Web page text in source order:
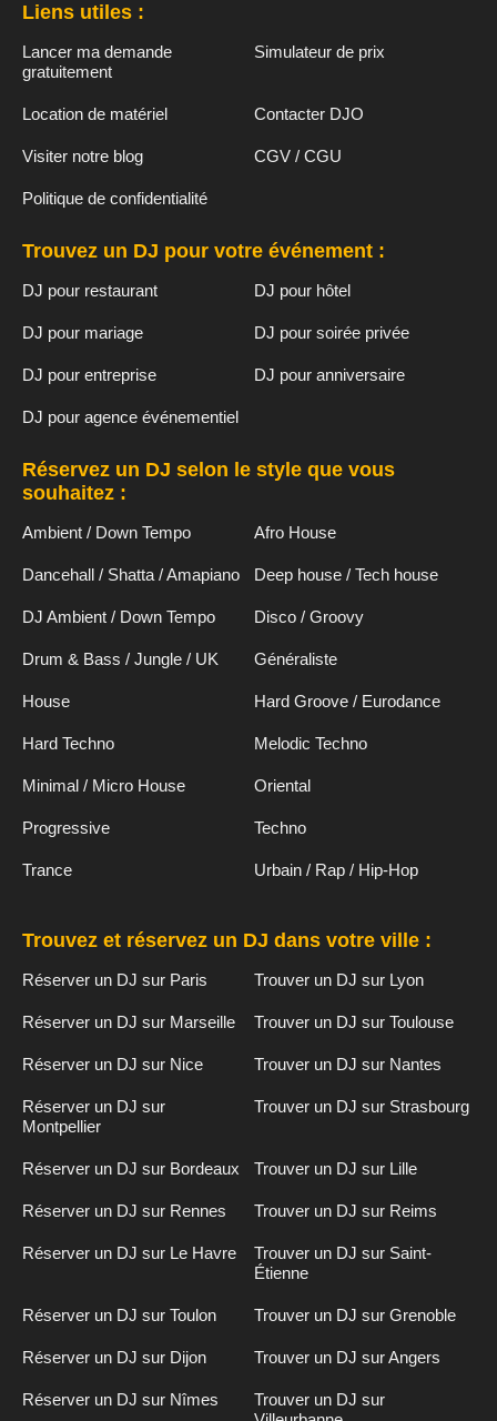
Liens utiles :
Lancer ma demande
gratuitement
Simulateur de prix
Location de matériel Contacter DJO
Visiter notre blog CGV / CGU
Politique de confidentialité
Trouvez un DJ pour votre événement :
DJ pour restaurant DJ pour hôtel
DJ pour mariage DJ pour soirée privée
DJ pour entreprise DJ pour anniversaire
DJ pour agence événementiel
Réservez un DJ selon le style que vous
souhaitez :
Ambient / Down Tempo Afro House
Dancehall / Shatta / Amapiano Deep house / Tech house
DJ Ambient / Down Tempo Disco / Groovy
Drum & Bass / Jungle / UK Généraliste
House Hard Groove / Eurodance
Hard Techno Melodic Techno
Minimal / Micro House Oriental
Progressive Techno
Trance Urbain / Rap / Hip-Hop
Trouvez et réservez un DJ dans votre ville :
Réserver un DJ sur Paris Trouver un DJ sur Lyon
Réserver un DJ sur Marseille Trouver un DJ sur Toulouse
Réserver un DJ sur Nice Trouver un DJ sur Nantes
Réserver un DJ sur
Montpellier
Trouver un DJ sur Strasbourg
Réserver un DJ sur Bordeaux Trouver un DJ sur Lille
Réserver un DJ sur Rennes Trouver un DJ sur Reims
Réserver un DJ sur Le Havre
Trouver un DJ sur Saint-
Étienne
Réserver un DJ sur Toulon Trouver un DJ sur Grenoble
Réserver un DJ sur Dijon Trouver un DJ sur Angers
Réserver un DJ sur Nîmes
Trouver un DJ sur